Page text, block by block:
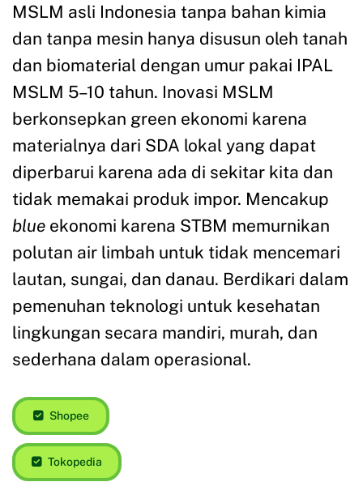
MSLM asli Indonesia tanpa bahan kimia
dan tanpa mesin hanya disusun oleh tanah
dan biomaterial dengan umur pakai IPAL
MSLM 5–10 tahun. Inovasi MSLM
berkonsepkan green ekonomi karena
materialnya dari SDA lokal yang dapat
diperbarui karena ada di sekitar kita dan
tidak memakai produk impor. Mencakup
blue ekonomi karena STBM memurnikan
polutan air limbah untuk tidak mencemari
lautan, sungai, dan danau. Berdikari dalam
pemenuhan teknologi untuk kesehatan
lingkungan secara mandiri, murah, dan
sederhana dalam operasional.
Shopee
Tokopedia